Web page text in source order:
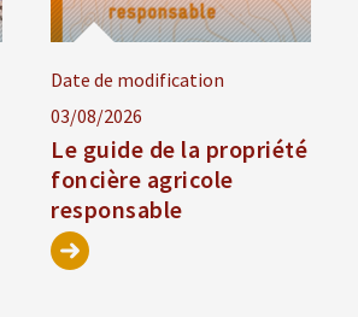
Date de modification
03/08/2026
Le guide de la propriété
foncière agricole
responsable